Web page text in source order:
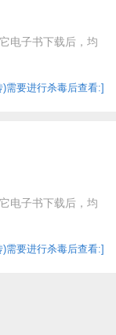
电子书下载后，均
需要进行杀毒后查看:]
电子书下载后，均
需要进行杀毒后查看:]